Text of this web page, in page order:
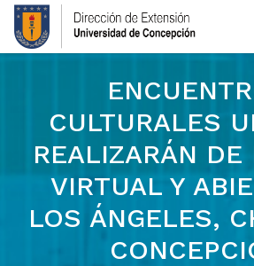
CULTURALES
REALIZARÁN DE
VIRTUAL Y
LOS ÁNGELES,